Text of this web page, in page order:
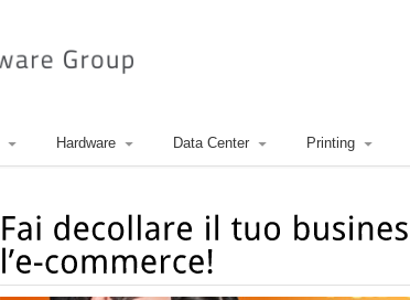
Hardware Data Center Printing